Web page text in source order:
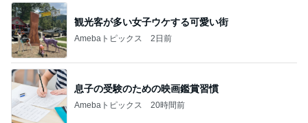
息子の受験のための映画鑑賞習慣
Amebaトピックス 20時間前